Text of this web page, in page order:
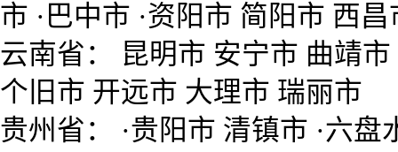
市 ·巴中市 ·资阳市 简阳市 西昌
云南省： 昆明市 安宁市 曲靖市
个旧市 开远市 大理市 瑞丽市
贵州省： ·贵阳市 清镇市 ·六盘